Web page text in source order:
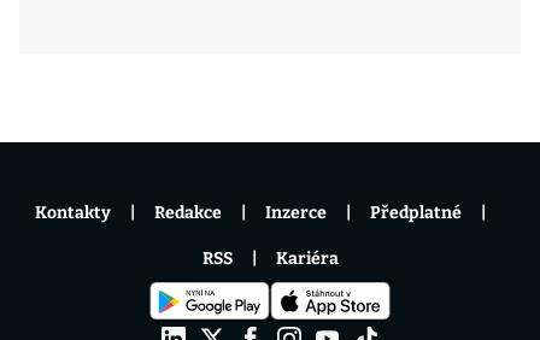
Kontakty Redakce Inzerce Předplatné
RSS Kariéra